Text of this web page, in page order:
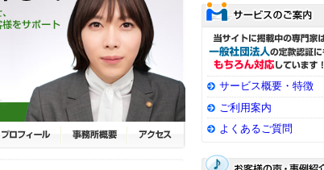
サービス概要・特徴
ご利用案内
よくあるご質問